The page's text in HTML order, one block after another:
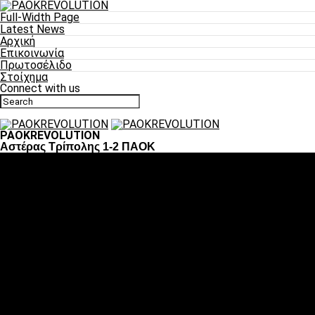
Full-Width Page
Latest News
Αρχική
Επικοινωνία
Πρωτοσέλιδο
Στοίχημα
Connect with us
PAOKREVOLUTION
Αστέρας Τρίπολης 1-2 ΠΑΟΚ